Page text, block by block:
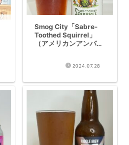
Smog City「Sabre-
Toothed Squirrel」
（アメリカンアンバー
2024.07.28